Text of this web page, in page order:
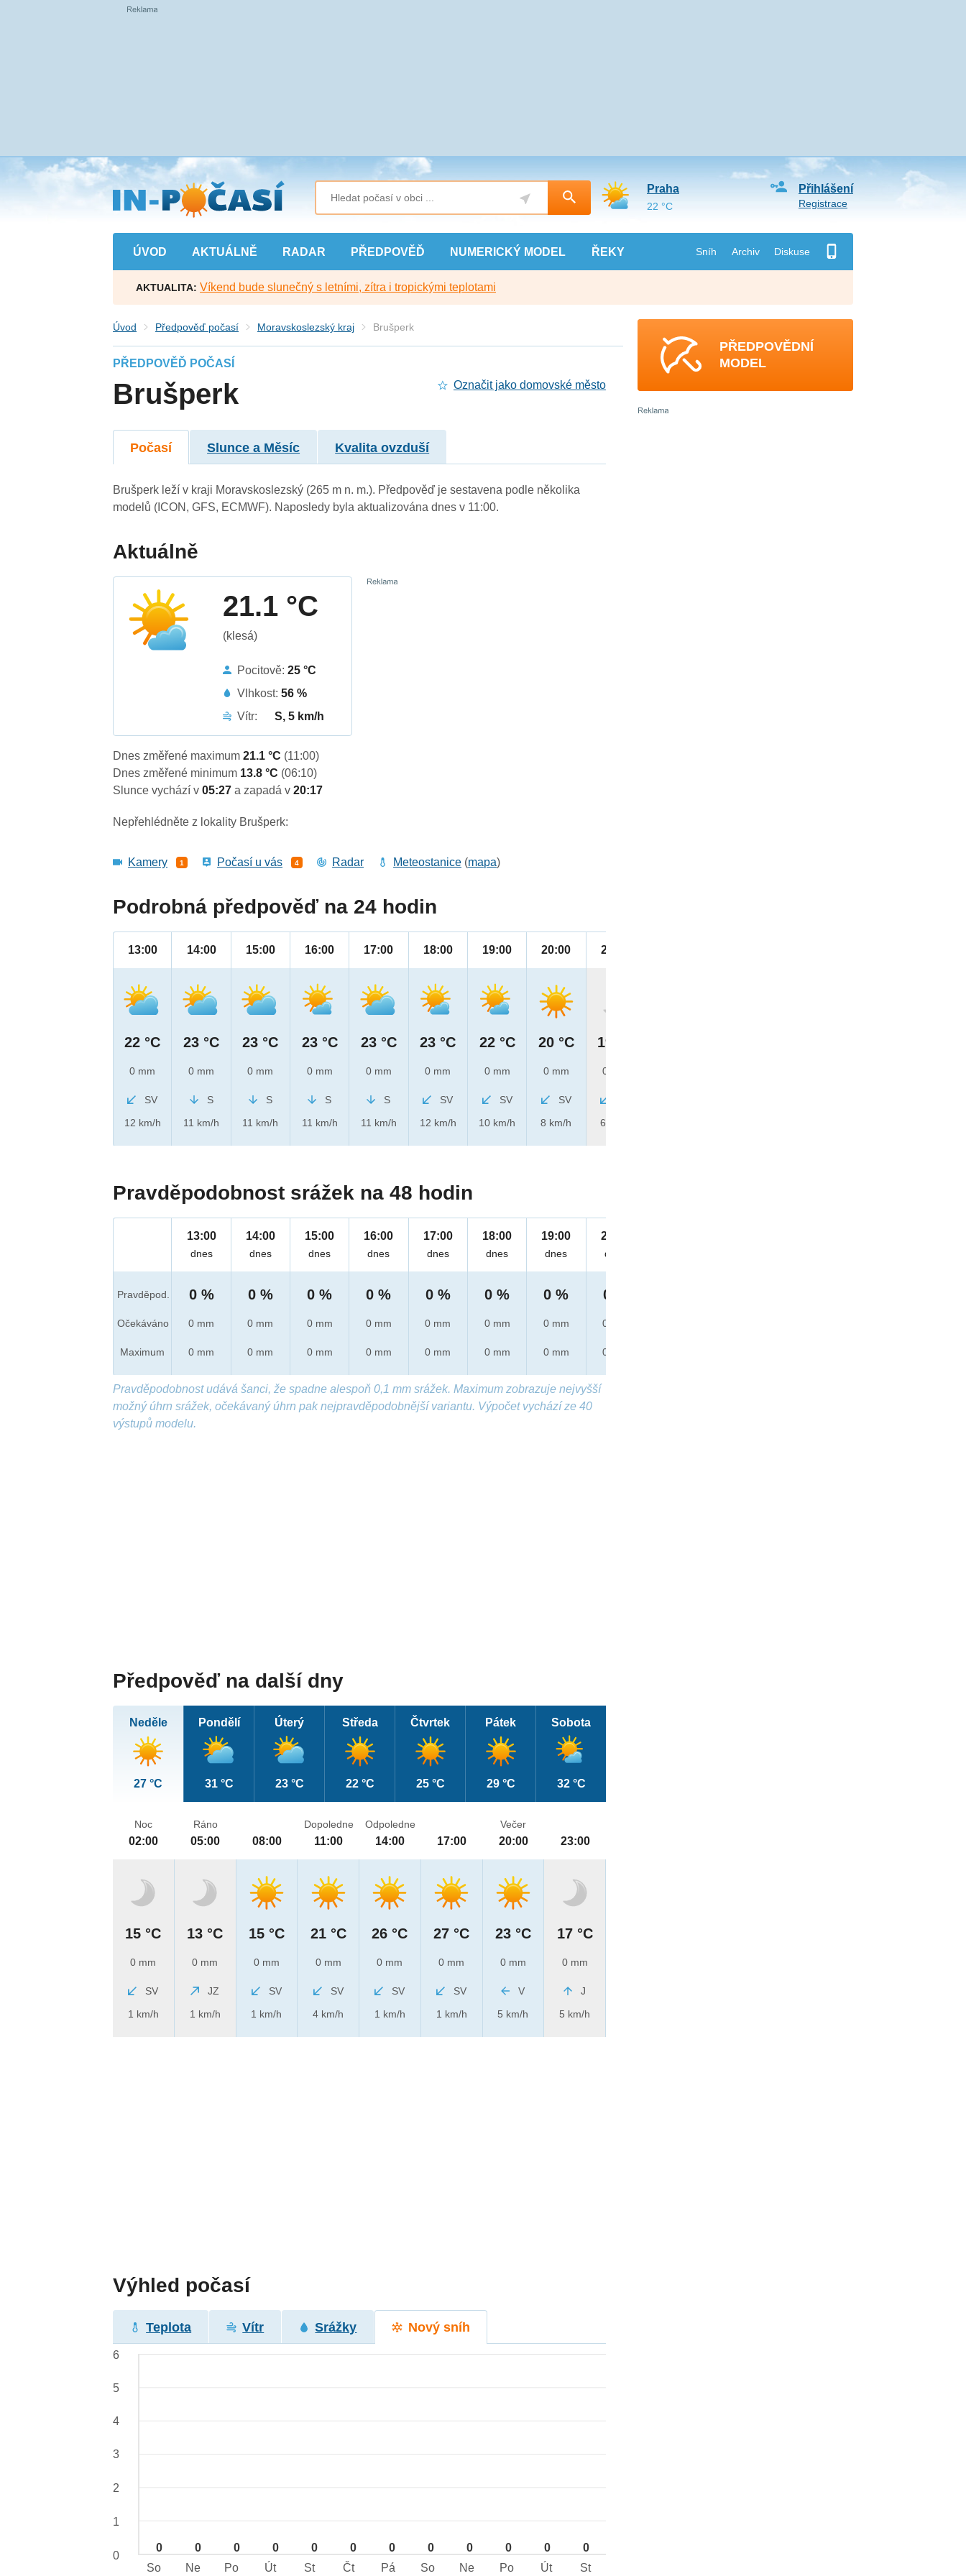
Přejít
na
hlavní
obsah
ÚVOD AKTUÁLNĚ RADAR PŘEDPOVĚĎ NUMERICKÝ MODEL ŘEKY Sníh Archiv Diskuse
Přihlášení
Registrace
Praha
22 °C
AKTUALITA: Víkend bude slunečný s letními, zítra i tropickými teplotami
Úvod Předpověď počasí Moravskoslezský kraj Brušperk
PŘEDPOVĚĎ POČASÍ
Brušperk Označit jako domovské město
Počasí Slunce a Měsíc Kvalita ovzduší
Brušperk leží v kraji Moravskoslezský (265 m n. m.). Předpověď je sestavena podle několika
modelů (ICON, GFS, ECMWF). Naposledy byla aktualizována dnes v 11:00.
Aktuálně
21.1 °C
(klesá)
Pocitově:25 °C
Vlhkost:56 %
Vítr:
S, 5 km/h
Dnes změřené maximum21.1 °C (11:00)
Dnes změřené minimum 13.8 °C (06:10)
Slunce vychází v05:27a zapadá v20:17
Nepřehlédněte z lokality Brušperk:
Kamery 1 Počasí u vás 4 Radar Meteostanice (mapa)
Podrobná předpověď na 24 hodin
13:00
22 °C
0 mm
SV
12 km/h
14:00
23 °C
0 mm
S
11 km/h
15:00
23 °C
0 mm
S
11 km/h
16:00
23 °C
0 mm
S
11 km/h
17:00
23 °C
0 mm
S
11 km/h
18:00
23 °C
0 mm
SV
12 km/h
19:00
22 °C
0 mm
SV
10 km/h
20:00
20 °C
0 mm
SV
8 km/h
21:00
19 °C
0 mm
6 km/h
Pravděpodobnost srážek na 48 hodin
Pravděpod.
Očekáváno
Maximum
13:00
dnes
0 %
0 mm
0 mm
14:00
dnes
0 %
0 mm
0 mm
15:00
dnes
0 %
0 mm
0 mm
16:00
dnes
0 %
0 mm
0 mm
17:00
dnes
0 %
0 mm
0 mm
18:00
dnes
0 %
0 mm
0 mm
19:00
dnes
0 %
0 mm
0 mm
20:00
dnes
0 %
0 mm
0 mm
Pravděpodobnost udává šanci, že spadne alespoň 0,1 mm srážek. Maximum zobrazuje nejvyšší
možný úhrn srážek, očekávaný úhrn pak nejpravděpodobnější variantu. Výpočet vychází ze 40
výstupů modelu.
Předpověď na další dny
Neděle
27 °C
Pondělí
31 °C
Úterý
23 °C
Středa
22 °C
Čtvrtek
25 °C
Pátek
29 °C
Sobota
32 °C
Noc
02:00
15 °C
0 mm
SV
1 km/h
Ráno
05:00
13 °C
0 mm
JZ
1 km/h
08:00
15 °C
0 mm
SV
1 km/h
Dopoledne
11:00
21 °C
0 mm
SV
4 km/h
Odpoledne
14:00
26 °C
0 mm
SV
1 km/h
17:00
27 °C
0 mm
SV
1 km/h
Večer
20:00
23 °C
0 mm
V
5 km/h
23:00
17 °C
0 mm
J
5 km/h
Výhled počasí
Teplota Vítr Srážky Nový sníh
0 0 0 0 0 0 0 0 0 0 0 0
6
5
4
3
2
1
0
So
Ne Po Út St Čt Pá So Ne Po Út St
PŘEDPOVĚDNÍ
MODEL